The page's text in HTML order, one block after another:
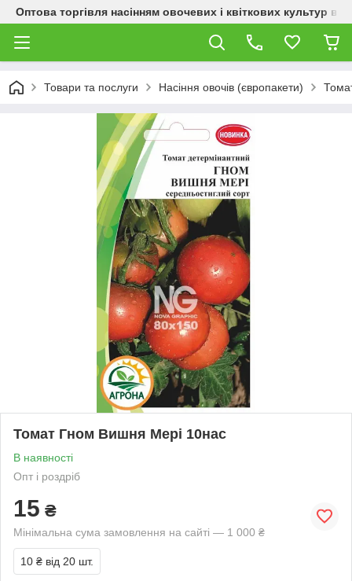
Оптова торгівля насінням овочевих і квіткових культур
Товари та послуги Насіння овочів (європакети)
Томат Гном Вишня Мері 10нас
В наявності
Опт і роздріб
15 ₴
Мінімальна сума замовлення на сайті — 1 000 ₴
10 ₴ від 20 шт.